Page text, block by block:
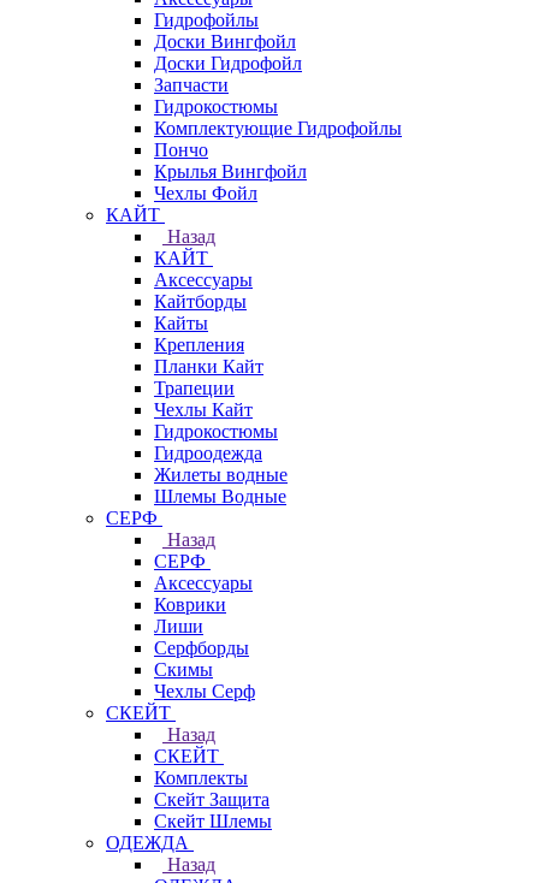
Гидрофойлы
Доски Вингфойл
Доски Гидрофойл
Запчасти
Гидрокостюмы
Комплектующие Гидрофойлы
Пончо
Крылья Вингфойл
Чехлы Фойл
КАЙТ
Назад
КАЙТ
Аксессуары
Кайтборды
Кайты
Крепления
Планки Кайт
Трапеции
Чехлы Кайт
Гидрокостюмы
Гидроодежда
Жилеты водные
Шлемы Водные
СЕРФ
Назад
СЕРФ
Аксессуары
Коврики
Лиши
Серфборды
Скимы
Чехлы Cерф
СКЕЙТ
Назад
СКЕЙТ
Комплекты
Скейт Защита
Скейт Шлемы
ОДЕЖДА
Назад